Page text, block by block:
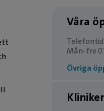
Våra
Mån-fre
Övriga